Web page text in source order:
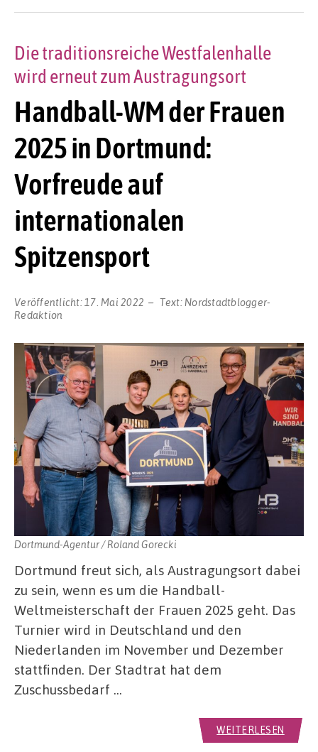
Handball-WM der Frauen
2025 in Dortmund:
Vorfreude auf
internationalen
Spitzensport
Die traditionsreiche Westfalenhalle
wird erneut zum Austragungsort
Veröffentlicht: 17. Mai 2022 Text: Nordstadtblogger-
Redaktion
Dortmund-Agentur / Roland Gorecki
Dortmund freut sich, als Austragungsort dabei
zu sein, wenn es um die Handball-
Weltmeisterschaft der Frauen 2025 geht. Das
Turnier wird in Deutschland und den
Niederlanden im November und Dezember
stattfinden. Der Stadtrat hat dem
Zuschussbedarf …
WEITERLESEN